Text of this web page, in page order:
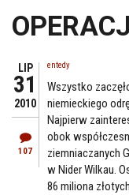
LIP
31
2010
107
entedy
Wszystko
niemieckiego
Najpierw
obok
ziemniaczanych
w Nider Wilkau.
86 miliona